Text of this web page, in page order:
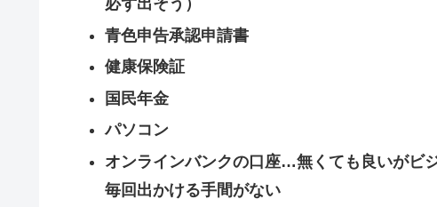
青色申告承認申請書
健康保険証
国民年金
パソコン
オンラインバンクの口座…無くても良いがビ
毎回出かける手間がない